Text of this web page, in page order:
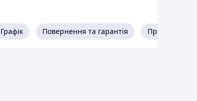
Графік Повернення та гарантія Про продавця